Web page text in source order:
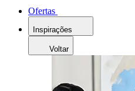
Ofertas
Inspirações
Voltar